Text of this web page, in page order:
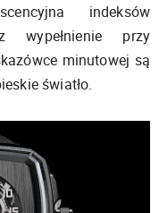
indeksów
wypełnienie przy
minutowej są
światło.